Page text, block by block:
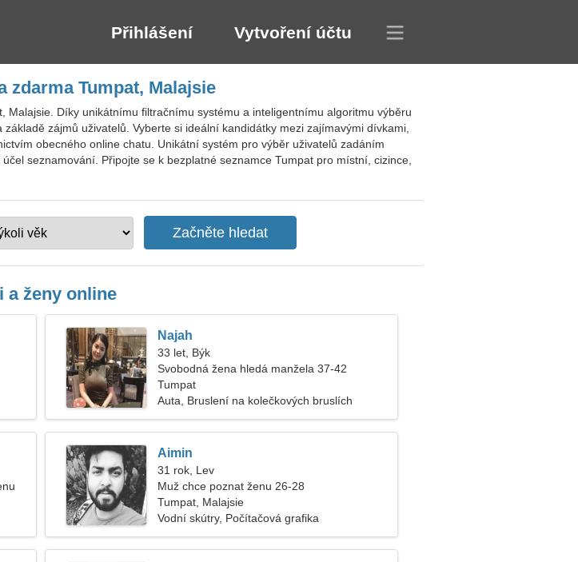
Přihlášení Vytvoření účtu
zdarma Tumpat, Malajsie
Díky unikátnímu filtračnímu systému a inteligentnímu algoritmu výběru
zájmů uživatelů. Vyberte si ideální kandidátky mezi zajímavými dívkami,
obecného online chatu. Unikátní systém pro výběr uživatelů zadáním
seznamování. Připojte se k bezplatné seznamce Tumpat pro místní, cizince,
a ženy online
Najah
33 let, Býk
Svobodná žena hledá manžela 37-42
Tumpat
Auta, Bruslení na kolečkových bruslích
Aimin
31 rok, Lev
Muž chce poznat ženu 26-28
Tumpat, Malajsie
Vodní skútry, Počítačová grafika